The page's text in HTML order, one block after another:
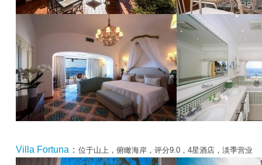
Villa Fortuna ： 位于山上，俯瞰海岸，评分9.0，4星酒店，淡季营业